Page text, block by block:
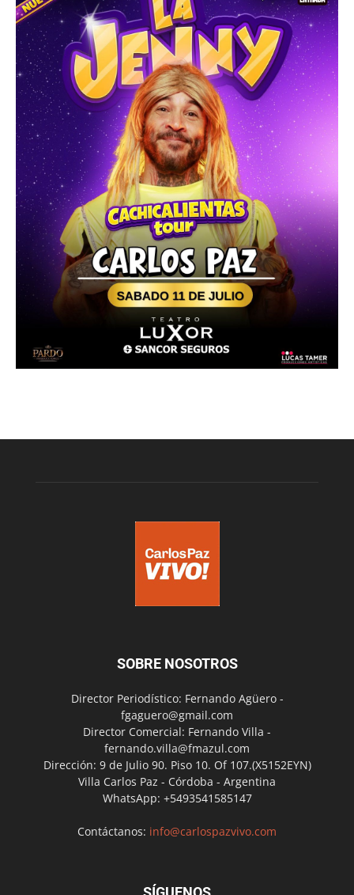
SOBRE NOSOTROS
Director Periodístico: Fernando Agüero -
fgaguero@gmail.com
Director Comercial: Fernando Villa -
fernando.villa@fmazul.com
Dirección: 9 de Julio 90. Piso 10. Of 107.(X5152EYN)
Villa Carlos Paz - Córdoba - Argentina
WhatsApp: +5493541585147
Contáctanos: info@carlospazvivo.com